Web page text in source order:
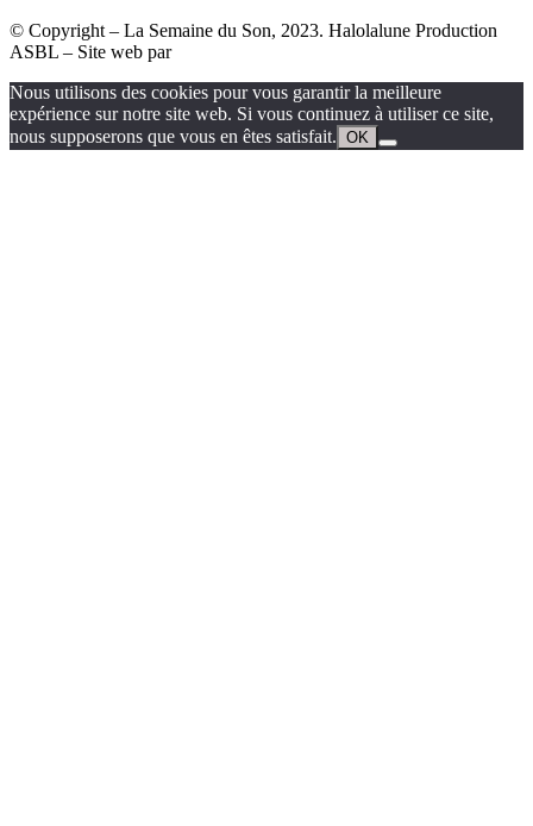
© Copyright – La Semaine du Son, 2023. Halolalune Production
ASBL – Site web par
Nous utilisons des cookies pour vous garantir la meilleure
expérience sur notre site web. Si vous continuez à utiliser ce site,
nous supposerons que vous en êtes satisfait. OK